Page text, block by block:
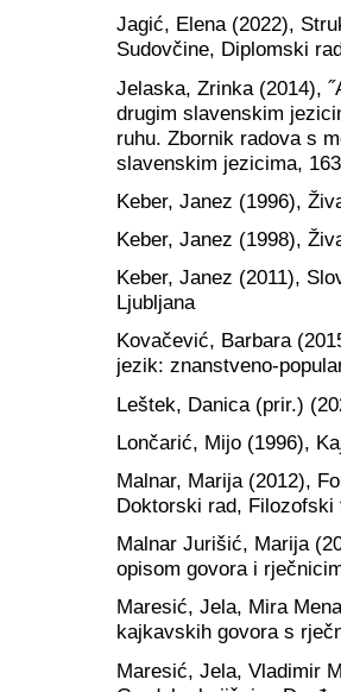
Jagić, Elena (2022),
Sudovčine, Diplomski
Jelaska, Zrinka (2014),
drugim slavenskim
ruhu. Zbornik radova s
slavenskim jezicima,
Keber, Janez (1996),
Keber, Janez (1998),
Keber, Janez (2011),
Ljubljana
Kovačević, Barbara
jezik: znanstveno-
Leštek, Danica (prir.)
Lončarić, Mijo (1996),
Malnar, Marija (2012),
Doktorski rad, Filozofski
Malnar Jurišić, Marija
opisom govora i
Maresić, Jela, Mira
kajkavskih govora s
Maresić, Jela, Vladimir